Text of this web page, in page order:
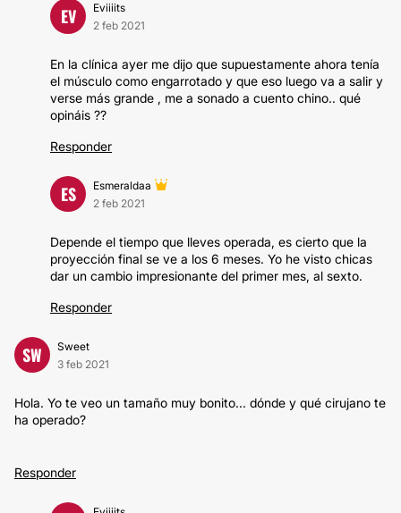
EV
Eviiiits
2 feb 2021
En la clínica ayer me dijo que supuestamente ahora tenía
el músculo como engarrotado y que eso luego va a salir y
verse más grande , me a sonado a cuento chino.. qué
opináis ??
Responder
ES
Esmeraldaa
2 feb 2021
Depende el tiempo que lleves operada, es cierto que la
proyección final se ve a los 6 meses. Yo he visto chicas
dar un cambio impresionante del primer mes, al sexto.
Responder
SW
Sweet
3 feb 2021
Hola. Yo te veo un tamaño muy bonito... dónde y qué cirujano te
ha operado?
Responder